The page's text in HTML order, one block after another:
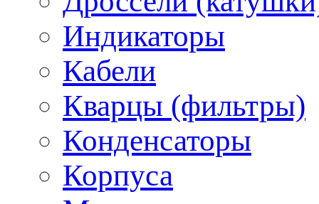
Индикаторы
Кабели
Кварцы (фильтры)
Конденсаторы
Корпуса